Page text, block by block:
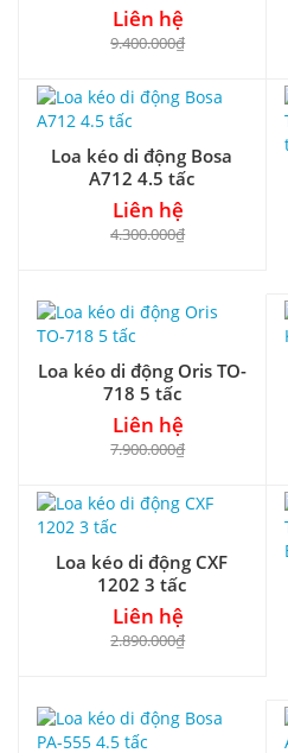
Liên hệ
9.400.000₫
Loa kéo di động Bosa
A712 4.5 tấc
Liên hệ
4.300.000₫
Loa kéo di động Oris TO-
718 5 tấc
Liên hệ
7.900.000₫
Loa kéo di động CXF
1202 3 tấc
Liên hệ
2.890.000₫